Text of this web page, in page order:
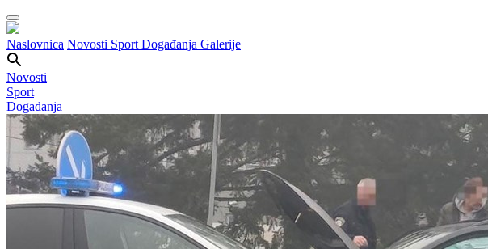
Naslovnica Novosti Sport Događanja Galerije
Novosti
Sport
Događanja